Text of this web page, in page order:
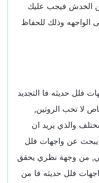
من الخدش فيجب عليك
وذلك للحفاظ
فلل حديثه فا التجديد
لا تحب الروتين,
والذي يريد ان
يبحث عن واجهات فلل
من وجهة نظري يحقق
فلل حديثه فا من